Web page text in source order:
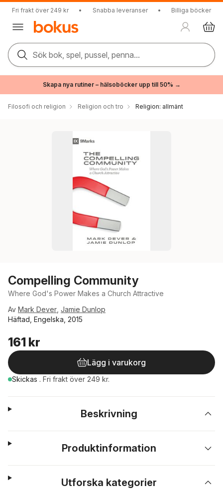
Fri frakt över 249 kr • Snabba leveranser • Billiga böcker
Sök bok, spel, pussel, penna...
Skapa nya rutiner – hälsoböcker upp till 50% →
Filosofi och religion Religion och tro Religion: allmänt
Compelling Community
Where God's Power Makes a Church Attractive
Av Mark Dever Jamie Dunlop
Häftad, Engelska, 2015
161 kr
Lägg i varukorg
Skickas . Fri frakt över 249 kr.
Beskrivning
Produktinformation
Utforska kategorier